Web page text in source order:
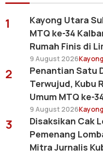
1
Kayong Utara
MTQ ke-34
Rumah Finis di
9 August 2026
2
Penantian Satu
Terwujud, Kubu
Umum MTQ ke-
9 August 2026
3
Disaksikan Cak
Pemenang
Mitra Jurnalis